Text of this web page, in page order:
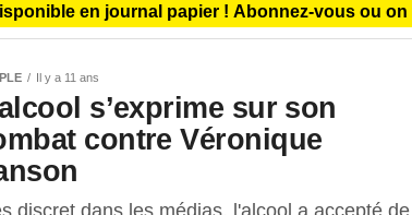
en journal papier ! Abonnez-vous ou on
Il y a 11 ans
s’exprime sur son
contre Véronique